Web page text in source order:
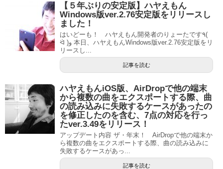
【５年ぶりの安定版】ハヤえもん
Windows版ver.2.76安定版をリリースし
ました！
はいどーも！ ハヤえもん開発者のりょーたです٩(
ᐛ )و 本日、ハヤえもんWindows版ver.2.76安定版をリ
リースし...
記事を読む
ハヤえもんiOS版、AirDropで他の端末
から複数の曲をエクスポートする際、曲
の読み込みに失敗するケースがあったの
を修正したのを含む、7点の対応を行っ
たver.3.49をリリース！
アップデート内容 ザ・年末！ AirDropで他の端末か
ら複数の曲をエクスポートする際、曲の読み込みに
失敗するケースがあっ...
記事を読む